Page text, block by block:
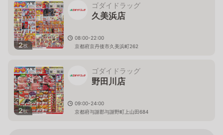
2枚
ゴダイドラッグ
久美浜店
08:00-22:00
京都府京丹後市久美浜町262
2枚
ゴダイドラッグ
野田川店
09:00-24:00
京都府与謝郡与謝野町上山田684